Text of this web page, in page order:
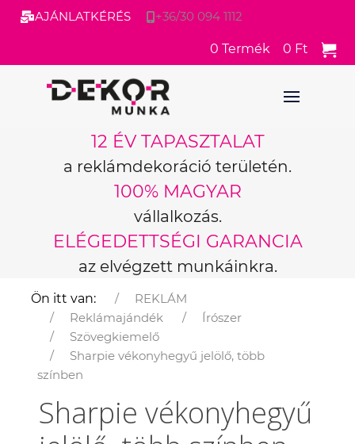
AJÁNLATKÉRÉS +36/30 094 1112
0 Termék 0 Ft
12 ÉV TAPASZTALAT
a reklámdekoráció területén.
100% MAGYAR
vállalkozás.
ELÉGEDETTSÉGI GARANCIA
az elvégzett munkáinkra.
Ön itt van:
REKLÁM
Reklámajándék
Írószer
Szövegkiemelő
Sharpie vékonyhegyű jelölő, több
színben
Sharpie vékonyhegyű